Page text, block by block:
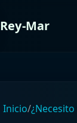
Rey-Mar
Inicio/